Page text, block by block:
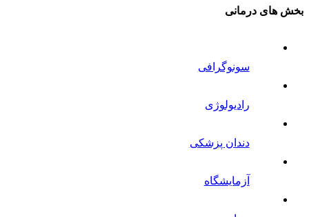
بخش های درمانی
سونوگرافی
رادیولوژی
دندان پزشکی
آزمایشگاه